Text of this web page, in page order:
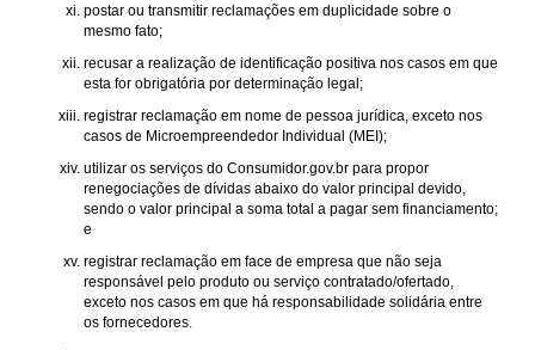
postar ou transmitir reclamações em duplicidade sobre o
mesmo fato;
recusar a realização de identificação positiva nos casos em que
esta for obrigatória por determinação legal;
registrar reclamação em nome de pessoa jurídica, exceto nos
casos de Microempreendedor Individual (MEI);
utilizar os serviços do Consumidor.gov.br para propor
renegociações de dívidas abaixo do valor principal devido,
sendo o valor principal a soma total a pagar sem financiamento;
e
registrar reclamação em face de empresa que não seja
responsável pelo produto ou serviço contratado/ofertado,
exceto nos casos em que há responsabilidade solidária entre
os fornecedores.